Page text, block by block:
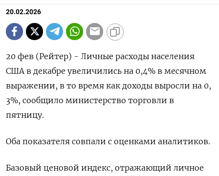
20.02.2026
20 фев (Рейтер) - Личные расходы населения
‌США в декабре увеличились на 0,​4% ​в месячном ​
выражении, ⁠в ‌то время ‌как доходы выросли на 0,​
3%, ‌сообщило министерство ​торговли в
пятницу.
Оба ‌показателя совпали с оценками аналитиков.
Базовый ​ценовой ​индекс, ‌отражающий личное